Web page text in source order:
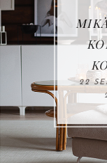
MIKÄ TEKEE
KODISTA
22 SEPTEMBER
2021